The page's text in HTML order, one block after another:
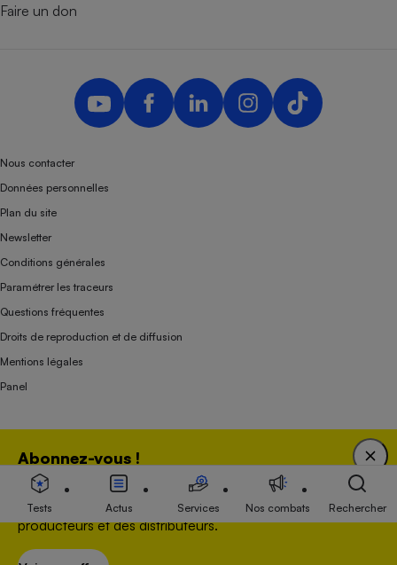
Abonnez-vous !
Bénéficiez d'une expertise unique tout en soutenant
une association 100 % indépendante de l'Etat, des
producteurs et des distributeurs.
Faire un don
Nous contacter
Données personnelles
Plan du site
Newsletter
Conditions générales
Paramétrer les traceurs
Questions fréquentes
Droits de reproduction et de diffusion
Mentions légales
Panel
Association indépendante de l’État, des syndicats, des producteurs et des
distributeurs depuis 1951.
Tests Actus Services Nos combats Rechercher